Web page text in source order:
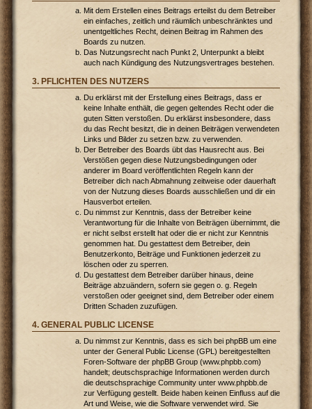
Mit dem Erstellen eines Beitrags erteilst du dem Betreiber
ein einfaches, zeitlich und räumlich unbeschränktes und
unentgeltliches Recht, deinen Beitrag im Rahmen des
Boards zu nutzen.
Das Nutzungsrecht nach Punkt 2, Unterpunkt a bleibt
auch nach Kündigung des Nutzungsvertrages bestehen.
3. PFLICHTEN DES NUTZERS
Du erklärst mit der Erstellung eines Beitrags, dass er
keine Inhalte enthält, die gegen geltendes Recht oder die
guten Sitten verstoßen. Du erklärst insbesondere, dass
du das Recht besitzt, die in deinen Beiträgen verwendeten
Links und Bilder zu setzen bzw. zu verwenden.
Der Betreiber des Boards übt das Hausrecht aus. Bei
Verstößen gegen diese Nutzungsbedingungen oder
anderer im Board veröffentlichten Regeln kann der
Betreiber dich nach Abmahnung zeitweise oder dauerhaft
von der Nutzung dieses Boards ausschließen und dir ein
Hausverbot erteilen.
Du nimmst zur Kenntnis, dass der Betreiber keine
Verantwortung für die Inhalte von Beiträgen übernimmt, die
er nicht selbst erstellt hat oder die er nicht zur Kenntnis
genommen hat. Du gestattest dem Betreiber, dein
Benutzerkonto, Beiträge und Funktionen jederzeit zu
löschen oder zu sperren.
Du gestattest dem Betreiber darüber hinaus, deine
Beiträge abzuändern, sofern sie gegen o. g. Regeln
verstoßen oder geeignet sind, dem Betreiber oder einem
Dritten Schaden zuzufügen.
4. GENERAL PUBLIC LICENSE
Du nimmst zur Kenntnis, dass es sich bei phpBB um eine
unter der General Public License (GPL) bereitgestellten
Foren-Software der phpBB Group (www.phpbb.com)
handelt; deutschsprachige Informationen werden durch
die deutschsprachige Community unter www.phpbb.de
zur Verfügung gestellt. Beide haben keinen Einfluss auf die
Art und Weise, wie die Software verwendet wird. Sie